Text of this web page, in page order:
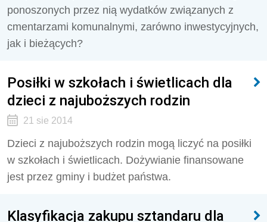
ponoszonych przez nią wydatków związanych z
cmentarzami komunalnymi, zarówno inwestycyjnych,
jak i bieżących?
Posiłki w szkołach i świetlicach dla
dzieci z najuboższych rodzin
21 sie 2014
Dzieci z najuboższych rodzin mogą liczyć na posiłki
w szkołach i świetlicach. Dożywianie finansowane
jest przez gminy i budżet państwa.
Klasyfikacja zakupu sztandaru dla